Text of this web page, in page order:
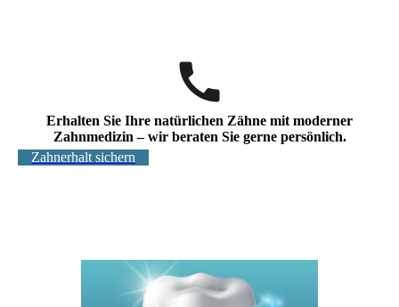
Erhalten Sie Ihre natürlichen Zähne mit moderner
Zahnmedizin – wir beraten Sie gerne persönlich.
Zahnerhalt sichern